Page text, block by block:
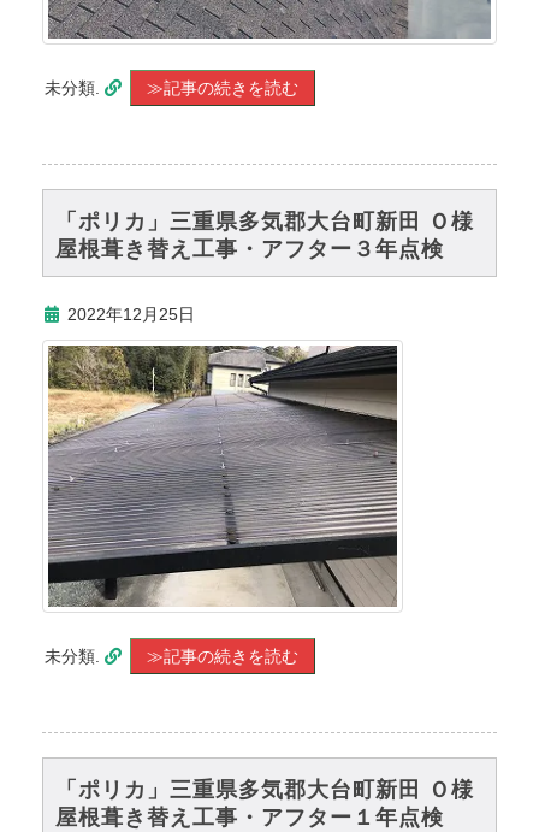
未分類. ≫記事の続きを読む
「ポリカ」三重県多気郡大台町新田 Ｏ様
屋根葺き替え工事・アフター３年点検
2022年12月25日
未分類. ≫記事の続きを読む
「ポリカ」三重県多気郡大台町新田 Ｏ様
屋根葺き替え工事・アフター１年点検